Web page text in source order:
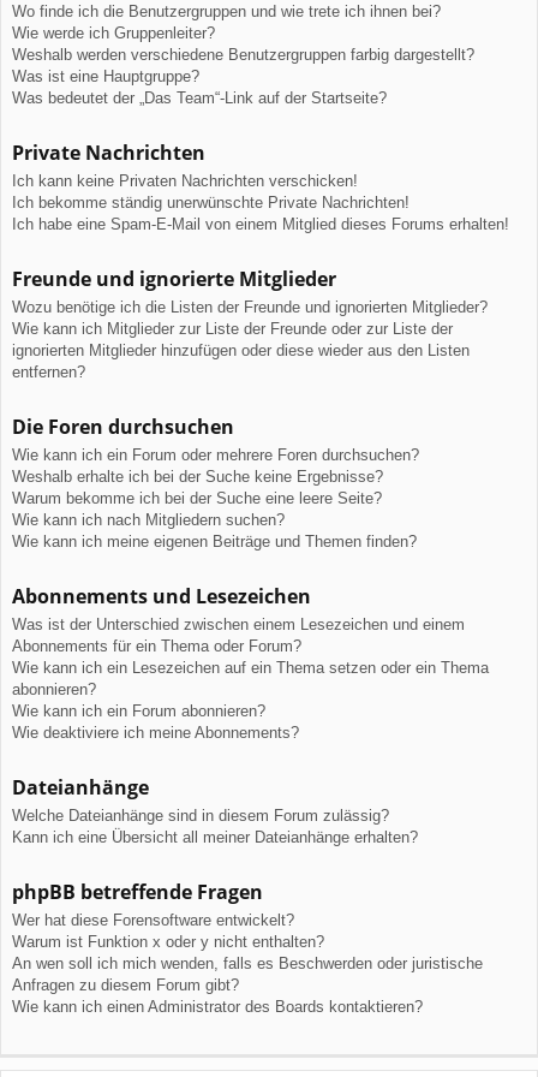
Wo finde ich die Benutzergruppen und wie trete ich ihnen bei?
Wie werde ich Gruppenleiter?
Weshalb werden verschiedene Benutzergruppen farbig dargestellt?
Was ist eine Hauptgruppe?
Was bedeutet der „Das Team“-Link auf der Startseite?
Private Nachrichten
Ich kann keine Privaten Nachrichten verschicken!
Ich bekomme ständig unerwünschte Private Nachrichten!
Ich habe eine Spam-E-Mail von einem Mitglied dieses Forums erhalten!
Freunde und ignorierte Mitglieder
Wozu benötige ich die Listen der Freunde und ignorierten Mitglieder?
Wie kann ich Mitglieder zur Liste der Freunde oder zur Liste der
ignorierten Mitglieder hinzufügen oder diese wieder aus den Listen
entfernen?
Die Foren durchsuchen
Wie kann ich ein Forum oder mehrere Foren durchsuchen?
Weshalb erhalte ich bei der Suche keine Ergebnisse?
Warum bekomme ich bei der Suche eine leere Seite?
Wie kann ich nach Mitgliedern suchen?
Wie kann ich meine eigenen Beiträge und Themen finden?
Abonnements und Lesezeichen
Was ist der Unterschied zwischen einem Lesezeichen und einem
Abonnements für ein Thema oder Forum?
Wie kann ich ein Lesezeichen auf ein Thema setzen oder ein Thema
abonnieren?
Wie kann ich ein Forum abonnieren?
Wie deaktiviere ich meine Abonnements?
Dateianhänge
Welche Dateianhänge sind in diesem Forum zulässig?
Kann ich eine Übersicht all meiner Dateianhänge erhalten?
phpBB betreffende Fragen
Wer hat diese Forensoftware entwickelt?
Warum ist Funktion x oder y nicht enthalten?
An wen soll ich mich wenden, falls es Beschwerden oder juristische
Anfragen zu diesem Forum gibt?
Wie kann ich einen Administrator des Boards kontaktieren?